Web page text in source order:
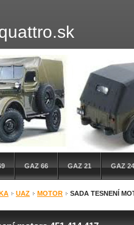
GAZ 66 GAZ 21 GAZ 24
UAZ MOTOR SADA TESNENÍ